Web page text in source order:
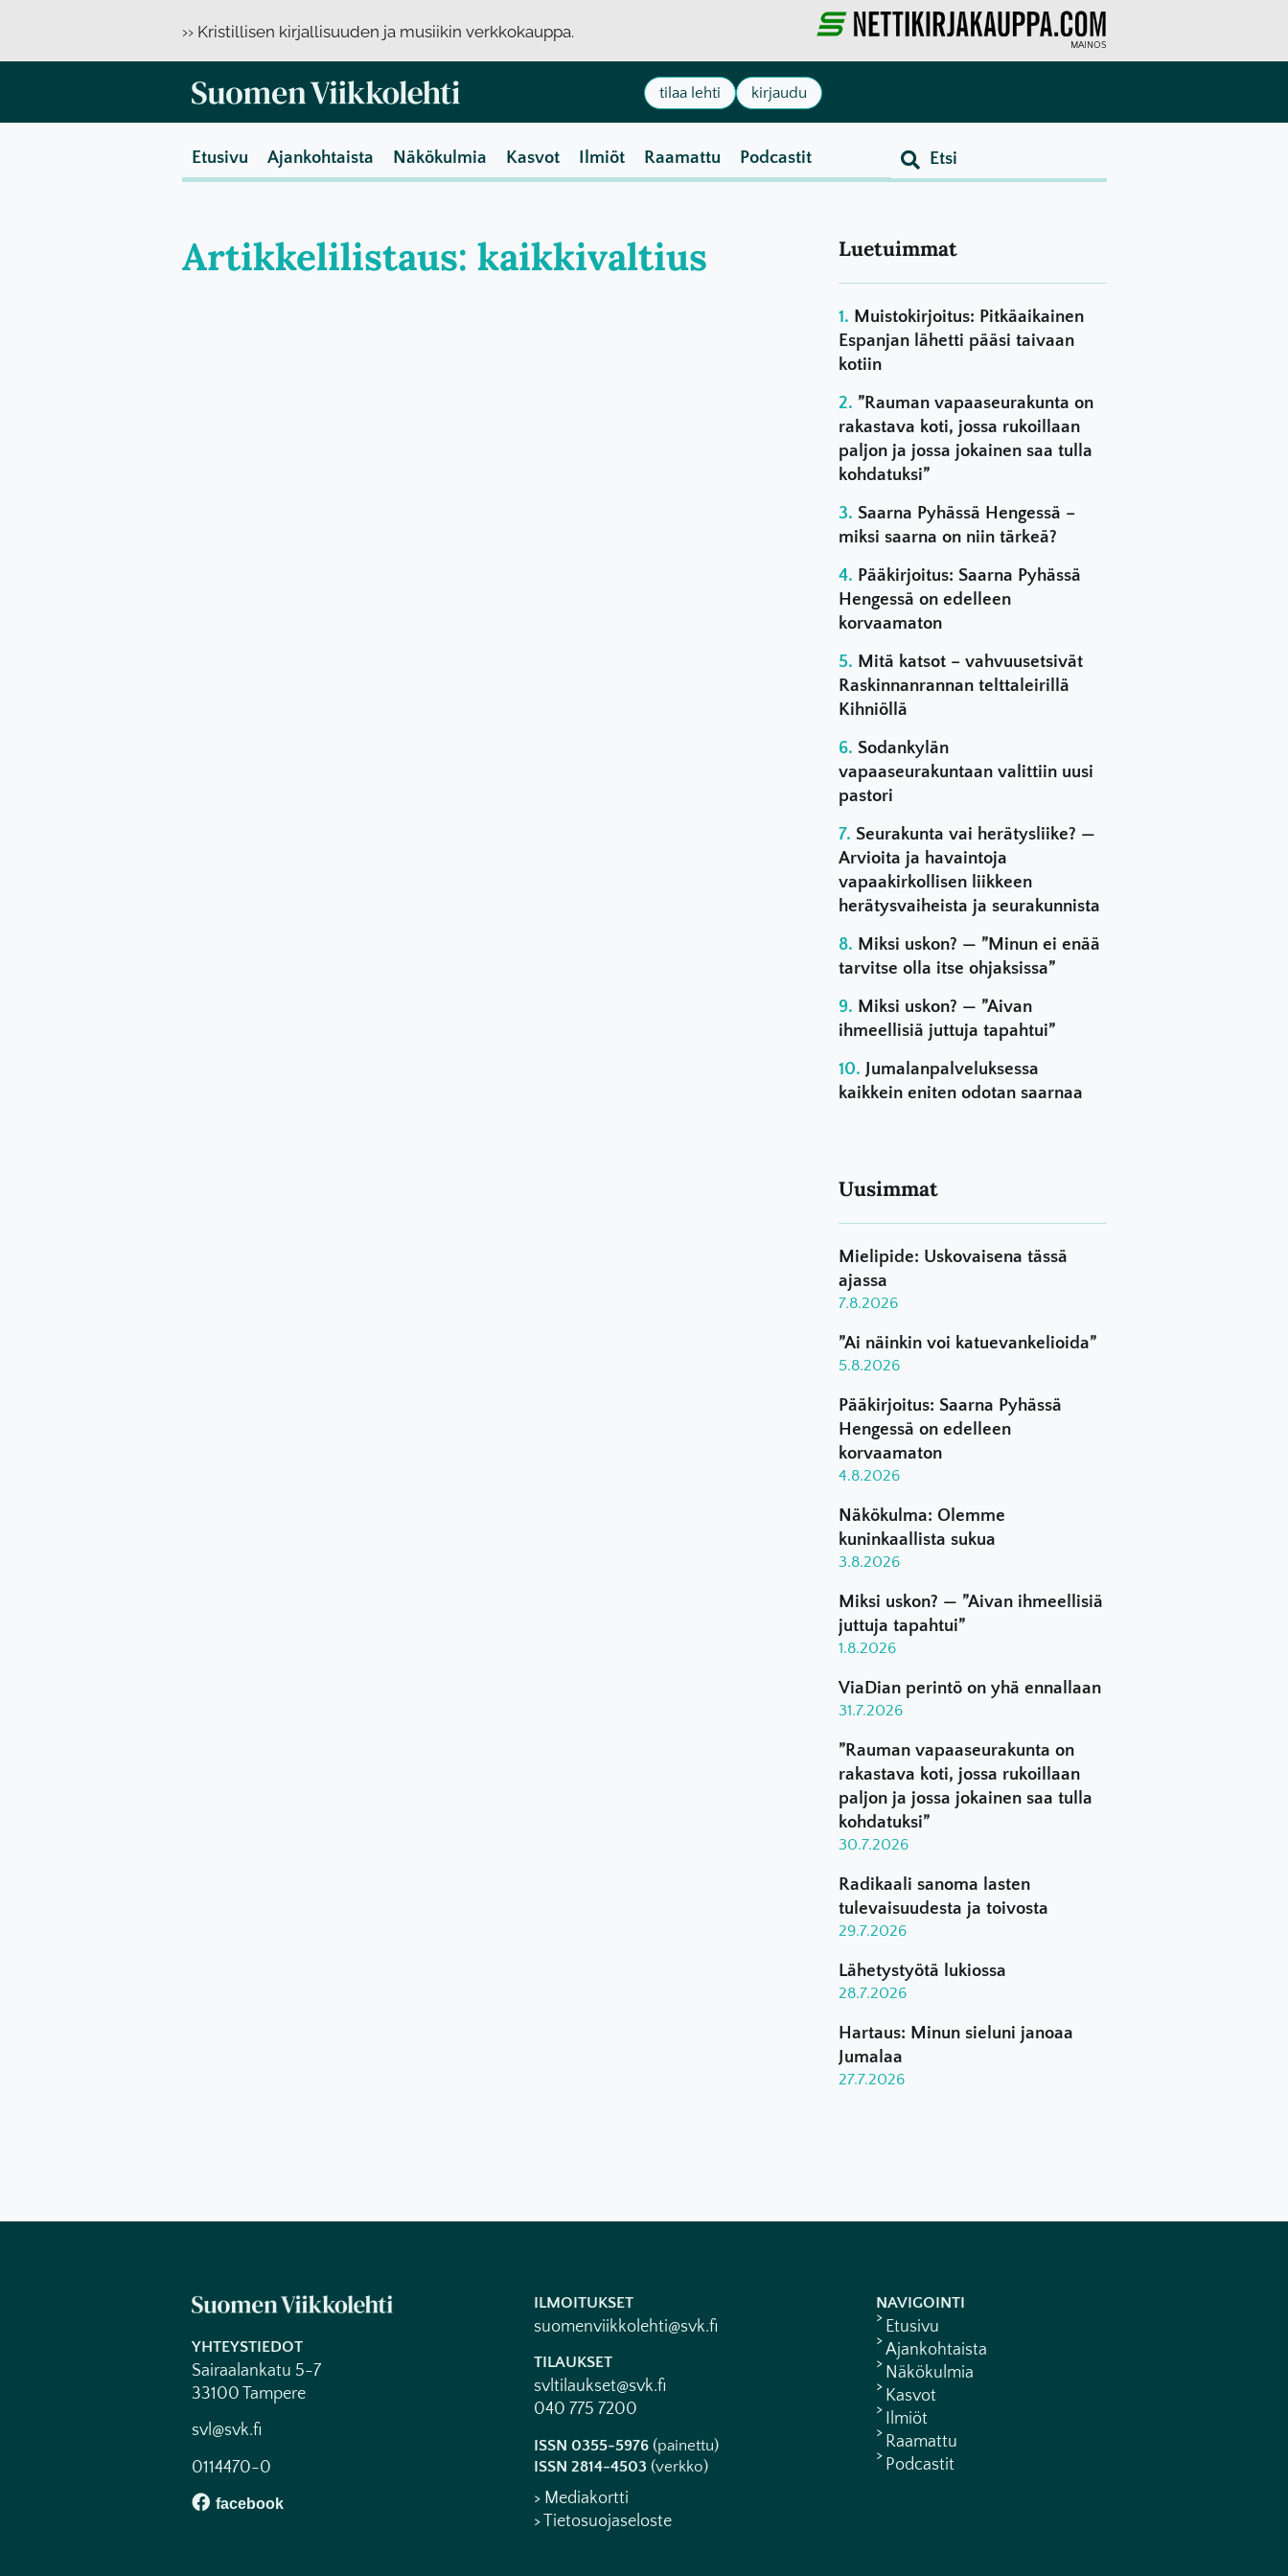
›› Kristillisen kirjallisuuden ja musiikin verkkokauppa.
MAINOS
tilaa lehti kirjaudu
Etusivu Ajankohtaista Näkökulmia Kasvot Ilmiöt Raamattu Podcastit
Artikkelilistaus: kaikkivaltius Luetuimmat
Muistokirjoitus: Pitkäaikainen
Espanjan lähetti pääsi taivaan
kotiin
”Rauman vapaaseurakunta on
rakastava koti, jossa rukoillaan
paljon ja jossa jokainen saa tulla
kohdatuksi”
Saarna Pyhässä Hengessä –
miksi saarna on niin tärkeä?
Pääkirjoitus: Saarna Pyhässä
Hengessä on edelleen
korvaamaton
Mitä katsot – vahvuusetsivät
Raskinnanrannan telttaleirillä
Kihniöllä
Sodankylän
vapaaseurakuntaan valittiin uusi
pastori
Seurakunta vai herätysliike? —
Arvioita ja havaintoja
vapaakirkollisen liikkeen
herätysvaiheista ja seurakunnista
Miksi uskon? — ”Minun ei enää
tarvitse olla itse ohjaksissa”
Miksi uskon? — ”Aivan
ihmeellisiä juttuja tapahtui”
Jumalanpalveluksessa
kaikkein eniten odotan saarnaa
Uusimmat
Mielipide: Uskovaisena tässä
ajassa
7.8.2026
”Ai näinkin voi katuevankelioida”
5.8.2026
Pääkirjoitus: Saarna Pyhässä
Hengessä on edelleen
korvaamaton
4.8.2026
Näkökulma: Olemme
kuninkaallista sukua
3.8.2026
Miksi uskon? — ”Aivan ihmeellisiä
juttuja tapahtui”
1.8.2026
ViaDian perintö on yhä ennallaan
31.7.2026
”Rauman vapaaseurakunta on
rakastava koti, jossa rukoillaan
paljon ja jossa jokainen saa tulla
kohdatuksi”
30.7.2026
Radikaali sanoma lasten
tulevaisuudesta ja toivosta
29.7.2026
Lähetystyötä lukiossa
28.7.2026
Hartaus: Minun sieluni janoaa
Jumalaa
27.7.2026
YHTEYSTIEDOT
Sairaalankatu 5-7
33100 Tampere
svl@svk.fi
0114470-0
ILMOITUKSET
suomenviikkolehti@svk.fi
TILAUKSET
svltilaukset@svk.fi
040 775 7200
ISSN 0355-5976(painettu)
ISSN 2814-4503 (verkko)
> Mediakortti
> Tietosuojaseloste
NAVIGOINTI
Etusivu
Ajankohtaista
Näkökulmia
Kasvot
Ilmiöt
Raamattu
Podcastit